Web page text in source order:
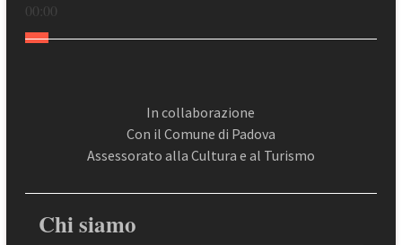
00:00
In collaborazione
Con il Comune di Padova
Assessorato alla Cultura e al Turismo
Chi siamo